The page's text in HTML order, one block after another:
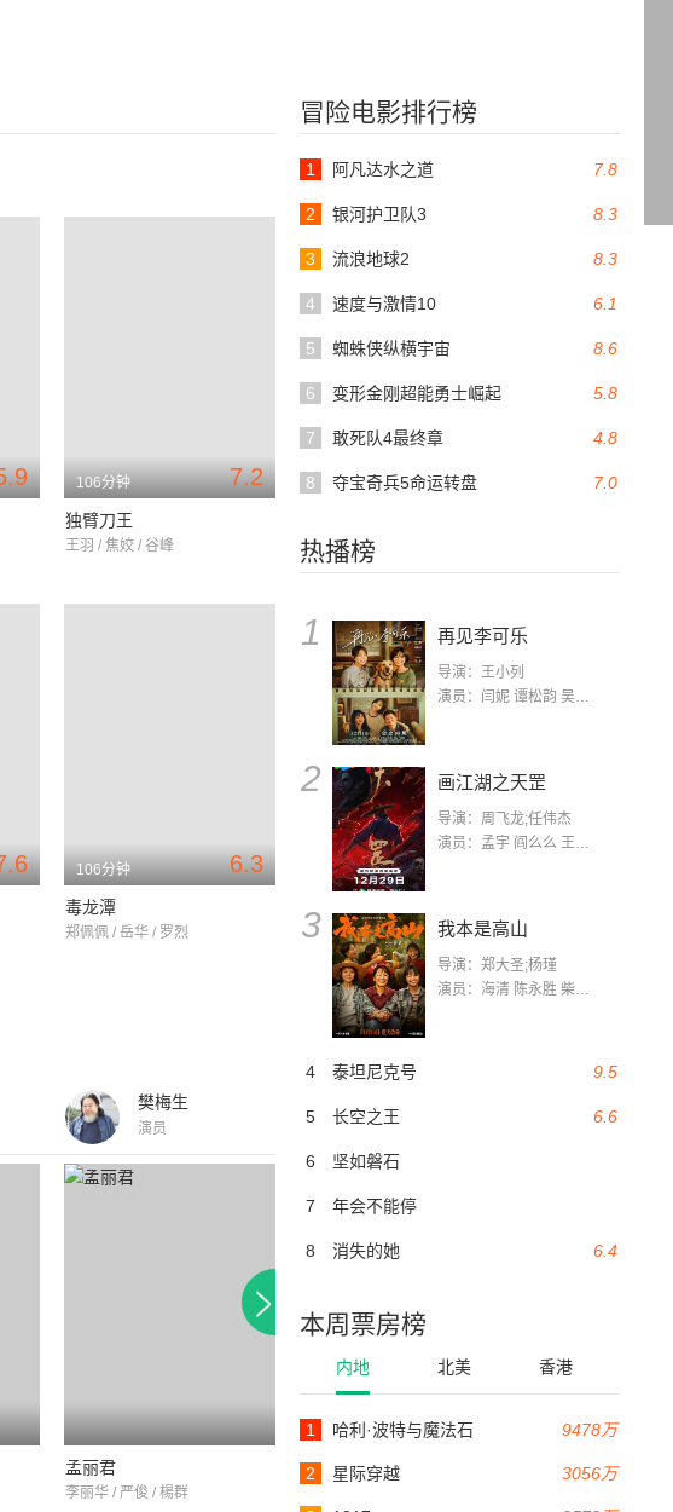
冒险电影排行榜
7.8
1 阿凡达水之道
8.3
2 银河护卫队3
8.3
3 流浪地球2
6.1
4 速度与激情10
8.6
5 蜘蛛侠纵横宇宙
5.8
6 变形金刚超能勇士崛起
4.8
7 敢死队4最终章
7.0
8 夺宝奇兵5命运转盘
热播榜
1 再见李可乐
导演：王小列
演员：闫妮 谭松韵 吴京 蒋龙 赵小棠 冯雷 李虎城 平安 小七 小可乐
2 画江湖之天罡
导演：周飞龙;任伟杰
演员：孟宇 阎么么 王凯 郭政建 阎萌萌 杨默 高枫 齐斯伽 刘芊含 马程
3 我本是高山
导演：郑大圣;杨瑾
演员：海清 陈永胜 柴烨 王玥婷 万国鹏 美朵达瓦 赵瑞婷 罗解艳 郭莉娜 潘家艳
9.5
4 泰坦尼克号
6.6
5 长空之王
6 坚如磐石
7 年会不能停
6.4
8 消失的她
本周票房榜
内地 北美 香港
9478万
1 哈利·波特与魔法石
3056万
2 星际穿越
7.2
106分钟
独臂刀王
王羽 / 焦姣 / 谷峰
6.3
106分钟
毒龙潭
郑佩佩 / 岳华 / 罗烈
樊梅生
演员
孟丽君
李丽华 / 严俊 / 楊群
118分钟
秦香莲 金玉满堂